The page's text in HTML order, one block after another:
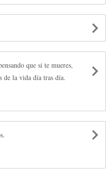
que si te mueres,
de la vida día tras día.